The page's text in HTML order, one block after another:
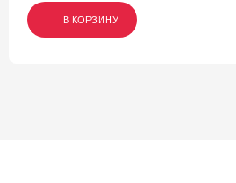
В КОРЗИНУ
В КОРЗИНУ
В КОРЗИНУ